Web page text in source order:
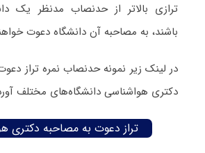
ترازی بالاتر از حدنصاب مدنظر یک
باشند، به مصاحبه آن دانشگاه دعوت
در لینک زیر نمونه حدنصاب نمره تراز
دکتری هواشناسی دانشگاه‌های مختلف
تراز دعوت به مصاحبه دکتری